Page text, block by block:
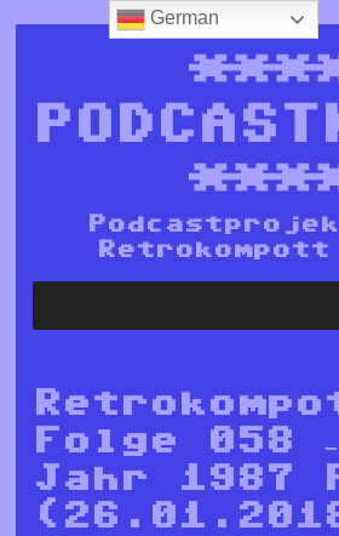
Retrokompott
Folge 058 –
Jahr 1987
German